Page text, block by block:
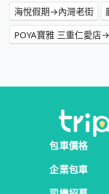
海悅假期→內灣老街
POYA寶雅 三重仁愛店
包車價格
企業包車